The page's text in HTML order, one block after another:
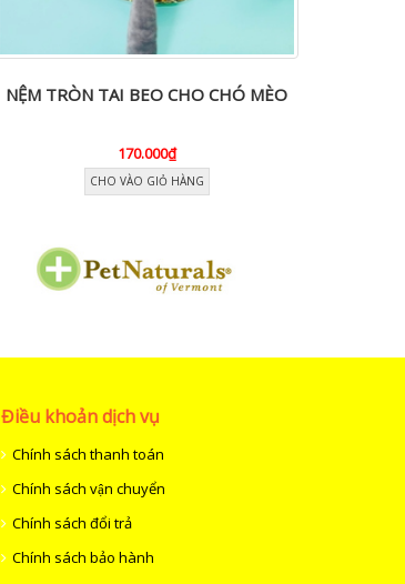
NỆM TRÒN TAI BEO CHO CHÓ MÈO
170.000₫
CHO VÀO GIỎ HÀNG
Điều khoản dịch vụ
Chính sách thanh toán
Chính sách vận chuyển
Chính sách đổi trả
Chính sách bảo hành